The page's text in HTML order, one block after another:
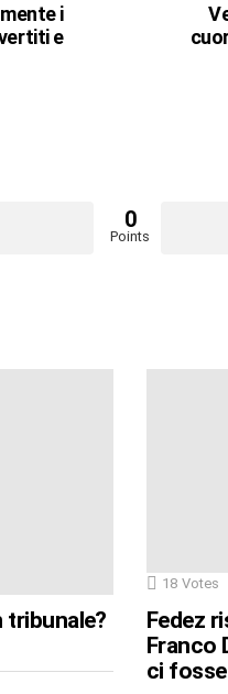
i
e
0
Points
tribunale?
18 Votes
Fedez
Franco
ci